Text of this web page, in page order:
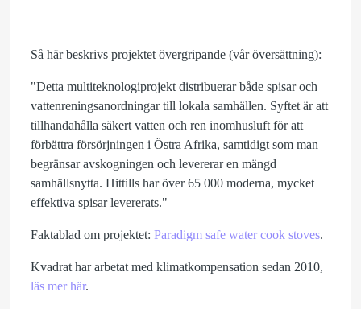
Så här beskrivs projektet övergripande (vår översättning):
"Detta multiteknologiprojekt distribuerar både spisar och
vattenreningsanordningar till lokala samhällen. Syftet är att
tillhandahålla säkert vatten och ren inomhusluft för att
förbättra försörjningen i Östra Afrika, samtidigt som man
begränsar avskogningen och levererar en mängd
samhällsnytta. Hittills har över 65 000 moderna, mycket
effektiva spisar levererats."
Faktablad om projektet: Paradigm safe water cook stoves.
Kvadrat har arbetat med klimatkompensation sedan 2010,
läs mer här.